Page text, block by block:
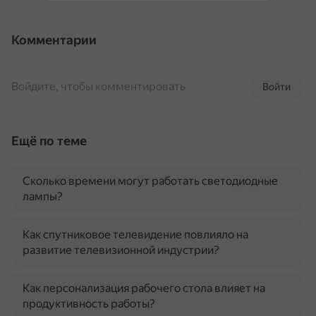
Комментарии
Войти
Войдите, чтобы комментировать
Ещё по теме
Сколько времени могут работать светодиодные
лампы?
Как спутниковое телевидение повлияло на
развитие телевизионной индустрии?
Как персонализация рабочего стола влияет на
продуктивность работы?